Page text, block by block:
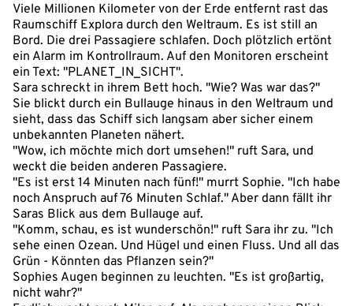
Viele Millionen Kilometer von der Erde entfernt rast das
Raumschiff Explora durch den Weltraum. Es ist still an
Bord. Die drei Passagiere schlafen. Doch plötzlich ertönt
ein Alarm im Kontrollraum. Auf den Monitoren erscheint
ein Text: "PLANET_IN_SICHT".
Sara schreckt in ihrem Bett hoch. "Wie? Was war das?"
Sie blickt durch ein Bullauge hinaus in den Weltraum und
sieht, dass das Schiff sich langsam aber sicher einem
unbekannten Planeten nähert.
"Wow, ich möchte mich dort umsehen!" ruft Sara, und
weckt die beiden anderen Passagiere.
"Es ist erst 14 Minuten nach fünf!" murrt Sophie. "Ich habe
noch Anspruch auf 76 Minuten Schlaf." Aber dann fällt ihr
Saras Blick aus dem Bullauge auf.
"Komm, schau, es ist wunderschön!" ruft Sara ihr zu. "Ich
sehe einen Ozean. Und Hügel und einen Fluss. Und all das
Grün - Könnten das Pflanzen sein?"
Sophies Augen beginnen zu leuchten. "Es ist großartig,
nicht wahr?"